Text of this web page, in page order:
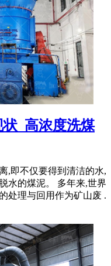
_高浓度洗煤
,即不仅要得到清洁的水,
水的煤泥。 多年来,世界
处理与回用作为矿山废 .